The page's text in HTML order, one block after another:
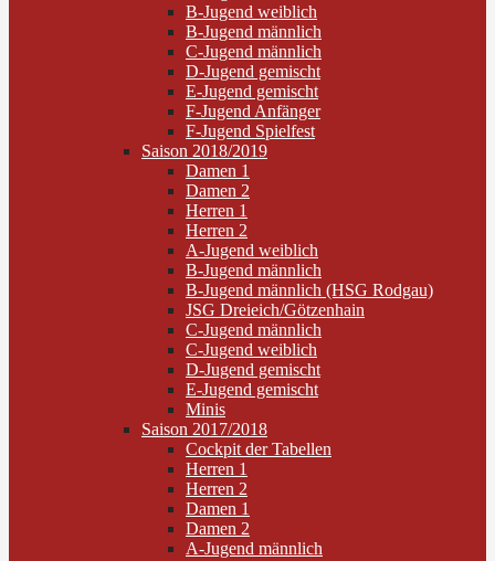
B-Jugend weiblich
B-Jugend männlich
C-Jugend männlich
D-Jugend gemischt
E-Jugend gemischt
F-Jugend Anfänger
F-Jugend Spielfest
Saison 2018/2019
Damen 1
Damen 2
Herren 1
Herren 2
A-Jugend weiblich
B-Jugend männlich
B-Jugend männlich (HSG Rodgau)
JSG Dreieich/Götzenhain
C-Jugend männlich
C-Jugend weiblich
D-Jugend gemischt
E-Jugend gemischt
Minis
Saison 2017/2018
Cockpit der Tabellen
Herren 1
Herren 2
Damen 1
Damen 2
A-Jugend männlich